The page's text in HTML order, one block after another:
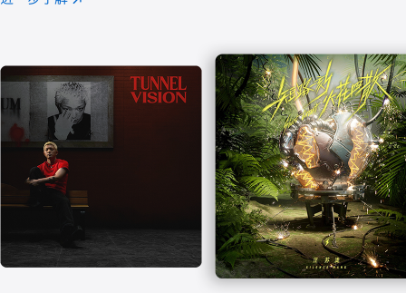
口
中
打
开)